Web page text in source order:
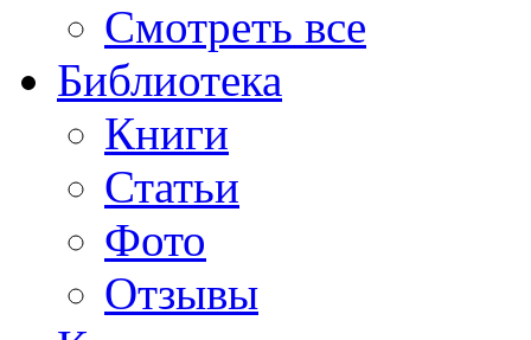
Смотреть все
Библиотека
Книги
Статьи
Фото
Отзывы